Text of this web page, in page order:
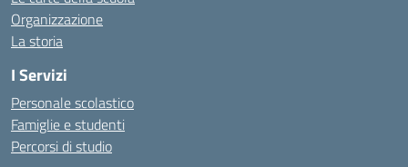
Organizzazione
La storia
I Servizi
Personale scolastico
Famiglie e studenti
Percorsi di studio